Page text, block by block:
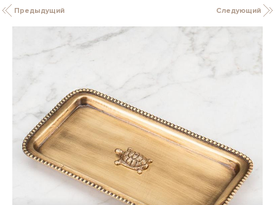
Предыдущий Следующий